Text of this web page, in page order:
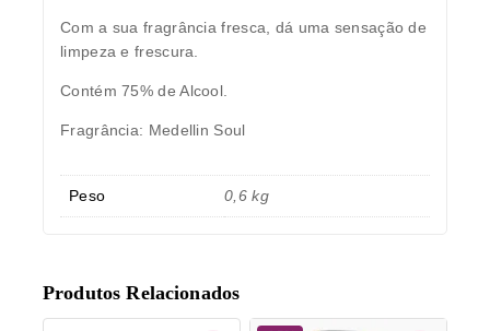
Com a sua fragrância fresca, dá uma sensação de
limpeza e frescura.
Contém 75% de Alcool.
Fragrância: Medellin Soul
Peso 0,6 kg
Produtos Relacionados